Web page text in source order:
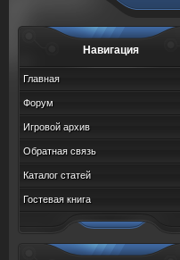
Навигация
Главная
Форум
Игровой архив
Обратная связь
Каталог статей
Гостевая книга